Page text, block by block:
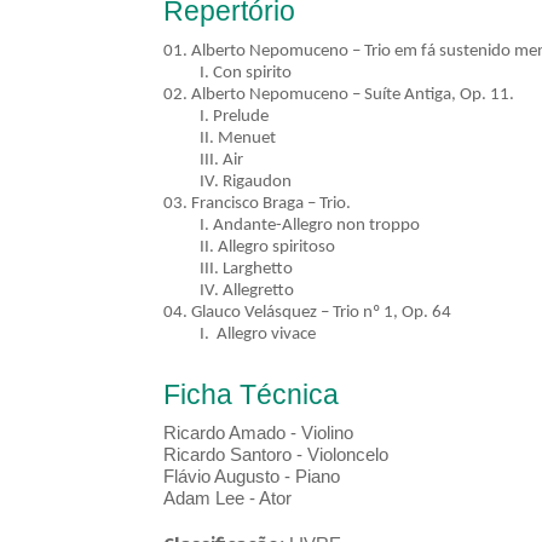
Repertório
01. Alberto Nepomuceno – Trio em fá sustenido
I. Con spirito
02. Alberto Nepomuceno – Suíte Antiga, Op. 11.
I. Prelude
II. Menuet
III. Air
IV. Rigaudon
03. Francisco Braga – Trio.
I. Andante-Allegro non troppo
II. Allegro spiritoso
III. Larghetto
IV. Allegretto
04. Glauco Velásquez – Trio nº 1, Op. 64
I. Allegro vivace
Ficha Técnica
Ricardo Amado - Violino
Ricardo Santoro - Violoncelo
Flávio Augusto - Piano
Adam Lee - Ator